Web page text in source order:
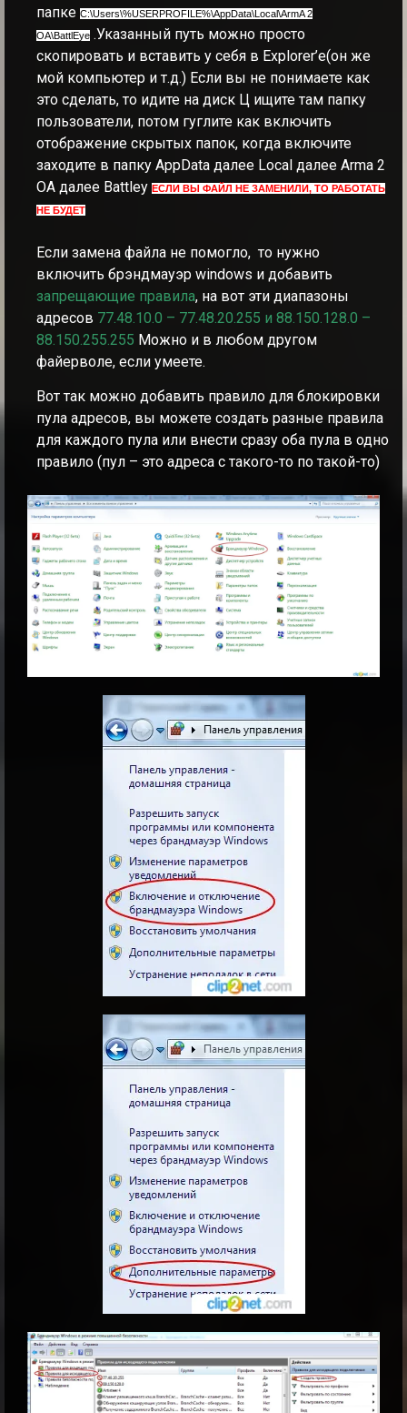
папке C:\Users\%USERPROFILE%\AppData\Local\ArmA 2
OA\BattlEye .Указанный путь можно просто
скопировать и вставить у себя в Explorer’e(он же
мой компьютер и т.д.) Если вы не понимаете как
это сделать, то идите на диск Ц ищите там папку
пользователи, потом гуглите как включить
отображение скрытых папок, когда включите
заходите в папку AppData далее Local далее Arma 2
OA далее Battley ЕСЛИ ВЫ ФАЙЛ НЕ ЗАМЕНИЛИ, ТО РАБОТАТЬ
НЕ БУДЕТ
Если замена файла не помогло, то нужно
включить брэндмауэр windows и добавить
запрещающие правила, на вот эти диапазоны
адресов 77.48.10.0 – 77.48.20.255 и 88.150.128.0 –
88.150.255.255 Можно и в любом другом
файерволе, если умеете.
Вот так можно добавить правило для блокировки
пула адресов, вы можете создать разные правила
для каждого пула или внести сразу оба пула в одно
правило (пул – это адреса с такого-то по такой-то)